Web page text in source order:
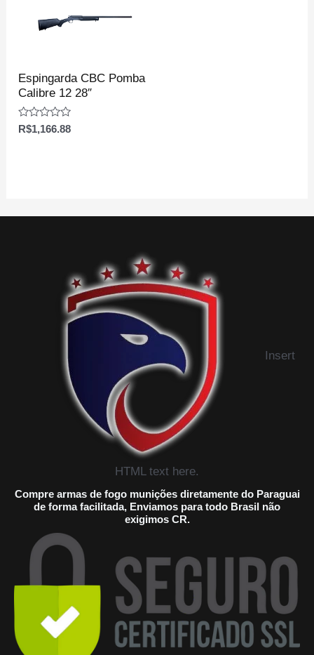
Espingarda CBC Pomba
Calibre 12 28″
Avaliação
R$1,166.88
Insert
HTML text here.
Compre armas de fogo munições diretamente do Paraguai
de forma facilitada, Enviamos para todo Brasil não
exigimos CR.